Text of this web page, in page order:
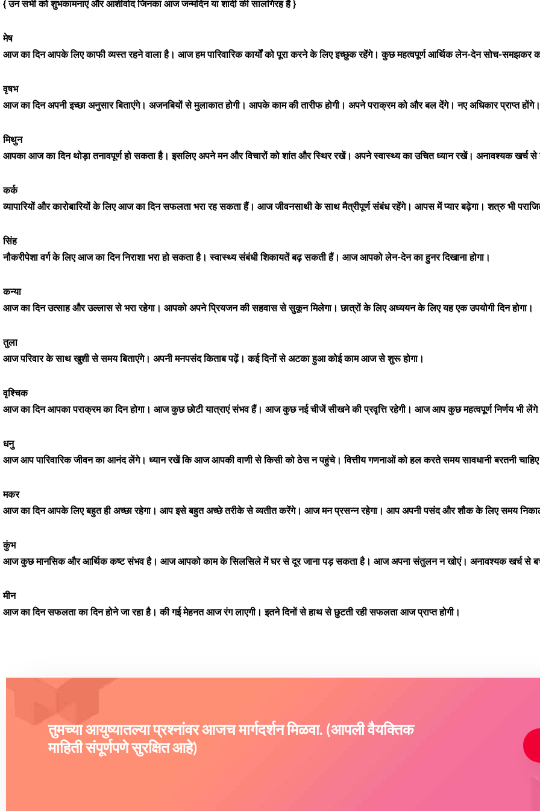
{ उन सभी को शुभकामनाएं और आशीर्वाद जिनका आज जन्मदिन या शादी की सालगिरह है }
मेष
आज का दिन आपके लिए काफी व्यस्त रहने वाला है। आज हम पारिवारिक कार्यों को पूरा करने के लिए इच्छुक रहेंगे। कुछ महत्वपूर्ण आर्थिक लेन-देन सोच-समझकर
वृषभ
आज का दिन अपनी इच्छा अनुसार बिताएंगे। अजनबियों से मुलाकात होगी। आपके काम की तारीफ होगी। अपने पराक्रम को और बल देंगे। नए अधिकार प्राप्त होंगे।
मिथुन
आपका आज का दिन थोड़ा तनावपूर्ण हो सकता है। इसलिए अपने मन और विचारों को शांत और स्थिर रखें। अपने स्वास्थ्य का उचित ध्यान रखें। अनावश्यक खर्च से
कर्क
व्यापारियों और कारोबारियों के लिए आज का दिन सफलता भरा रह सकता हैं। आज जीवनसाथी के साथ मैत्रीपूर्ण संबंध रहेंगे। आपस में प्यार बढ़ेगा। शत्रु भी
सिंह
नौकरीपेशा वर्ग के लिए आज का दिन निराशा भरा हो सकता है। स्वास्थ्य संबंधी शिकायतें बढ़ सकती हैं। आज आपको लेन-देन का हुनर ​​दिखाना होगा।
कन्या
आज का दिन उत्साह और उल्लास से भरा रहेगा। आपको अपने प्रियजन की सहवास से सुकून मिलेगा। छात्रों के लिए अध्ययन के लिए यह एक उपयोगी दिन होगा।
तुला
आज परिवार के साथ खुशी से समय बिताएंगे। अपनी मनपसंद किताब पढ़ें। कई दिनों से अटका हुआ कोई काम आज से शुरू होगा।
वृश्चिक
आज का दिन आपका पराक्रम का दिन होगा। आज कुछ छोटी यात्राएं संभव हैं। आज कुछ नई चीजें सीखने की प्रवृत्ति रहेगी। आज आप कुछ महत्वपूर्ण निर्णय भी
धनु
आज आप पारिवारिक जीवन का आनंद लेंगे। ध्यान रखें कि आज आपकी वाणी से किसी को ठेस न पहुंचे। वित्तीय गणनाओं को हल करते समय सावधानी बरतनी
मकर
आज का दिन आपके लिए बहुत ही अच्छा रहेगा। आप इसे बहुत अच्छे तरीके से व्यतीत करेंगे। आज मन प्रसन्न रहेगा। आप अपनी पसंद और शौक के लिए समय
कुंभ
आज कुछ मानसिक और आर्थिक कष्ट संभव है। आज आपको काम के सिलसिले में घर से दूर जाना पड़ सकता है। आज अपना संतुलन न खोएं। अनावश्यक खर्च से
मीन
आज का दिन सफलता का दिन होने जा रहा है। की गई मेहनत आज रंग लाएगी। इतने दिनों से हाथ से छुटती रही सफलता आज प्राप्त होगी।
तुमच्या आयुष्यातल्या प्रश्नांवर आजच मार्गदर्शन मिळवा. (आपली वैयक्तिक
माहिती संपूर्णपणे सुरक्षित आहे)